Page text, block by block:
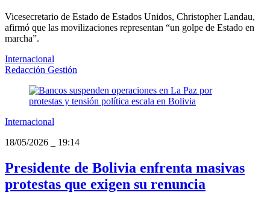
Vicesecretario de Estado de Estados Unidos, Christopher Landau,
afirmó que las movilizaciones representan “un golpe de Estado en
marcha”.
Internacional
Redacción Gestión
Internacional
18/05/2026
19:14
Presidente de Bolivia enfrenta masivas
protestas que exigen su renuncia